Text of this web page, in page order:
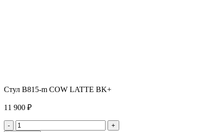
Стул B815-m COW LATTE BK+
11 900 ₽
-
+